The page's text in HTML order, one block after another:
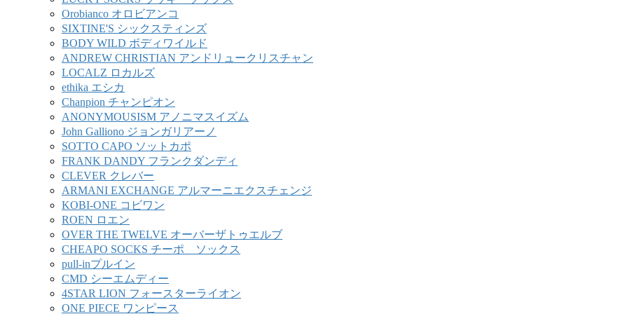
Orobianco オロビアンコ
SIXTINE'S シックスティンズ
BODY WILD ボディワイルド
ANDREW CHRISTIAN アンドリュークリスチャン
LOCALZ ロカルズ
ethika エシカ
Chanpion チャンピオン
ANONYMOUSISM アノニマスイズム
John Galliono ジョンガリアーノ
SOTTO CAPO ソットカポ
FRANK DANDY フランクダンディ
CLEVER クレバー
ARMANI EXCHANGE アルマーニエクスチェンジ
KOBI-ONE コビワン
ROEN ロエン
OVER THE TWELVE オーバーザトゥエルブ
CHEAPO SOCKS チーポ ソックス
pull-inプルイン
CMD シーエムディー
4STAR LION フォースターライオン
ONE PIECE ワンピース